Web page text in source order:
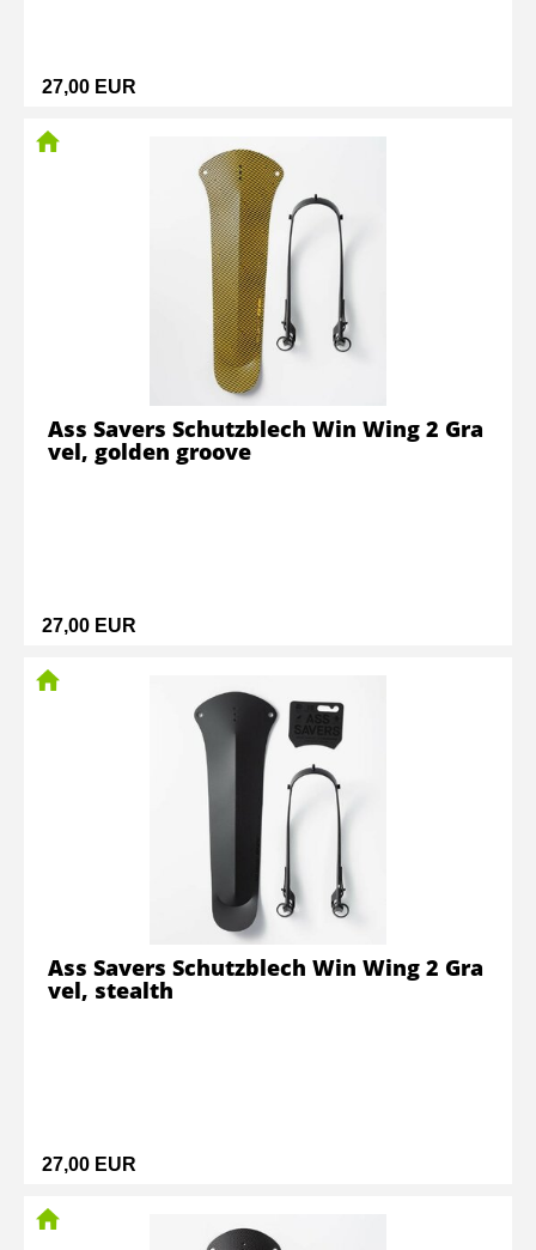
27,00 EUR
27,00 EUR
Ass Savers Schutzblech Win Wing 2 Gra
vel, golden groove
27,00 EUR
Ass Savers Schutzblech Win Wing 2 Gra
vel, stealth